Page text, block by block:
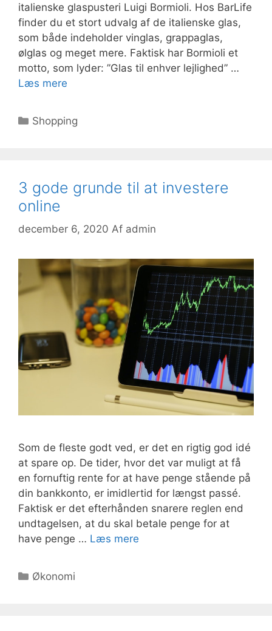
italienske glaspusteri Luigi Bormioli. Hos BarLife
finder du et stort udvalg af de italienske glas,
som både indeholder vinglas, grappaglas,
ølglas og meget mere. Faktisk har Bormioli et
motto, som lyder: ”Glas til enhver lejlighed” …
Læs mere
Kategorier
Shopping
3 gode grunde til at investere
online
december 6, 2020 Af admin
Som de fleste godt ved, er det en rigtig god idé
at spare op. De tider, hvor det var muligt at få
en fornuftig rente for at have penge stående på
din bankkonto, er imidlertid for længst passé.
Faktisk er det efterhånden snarere reglen end
undtagelsen, at du skal betale penge for at
have penge … Læs mere
Kategorier
Økonomi